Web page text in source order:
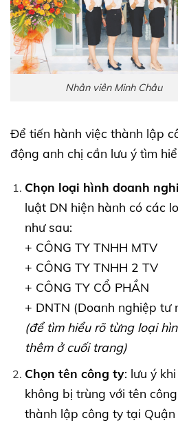
Nhân viên Minh Châu
Để tiến hành việc thành lập
động anh chị cần lưu ý tìm
Chọn loại hình doanh
luật DN hiện hành có các
như sau:
+ CÔNG TY TNHH MTV
+ CÔNG TY TNHH 2 TV
+ CÔNG TY CỔ PHẦN
+ DNTN (Doanh nghiệp tư
(để tìm hiểu rõ từng loại
thêm ở cuối trang)
Chọn tên công ty: lưu ý
không bị trùng với tên
thành lập công ty tại